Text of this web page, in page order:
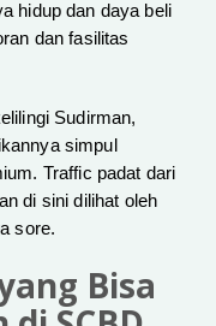
hidup dan daya beli
dan fasilitas
Sudirman,
simpul
Traffic padat dari
di sini dilihat oleh
sore.
Bisa